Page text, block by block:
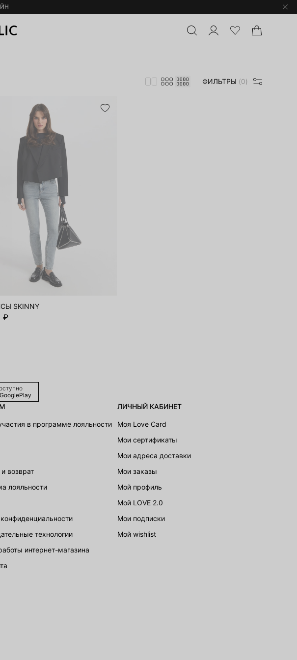
ФИЛЬТРЫ (0)
SKINNY
₽
в программе лояльности
и возврат
лояльности
конфиденциальности
технологии
интернет-магазина
ЛИЧНЫЙ КАБИНЕТ
Моя Love Card
Мои сертификаты
Мои адреса доставки
Мои заказы
Мой профиль
Мой LOVE 2.0
Мои подписки
Мой wishlist